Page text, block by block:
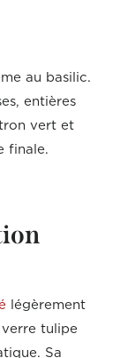
au basilic.
entières
vert et
finale.
légèrement
tulipe
Sa